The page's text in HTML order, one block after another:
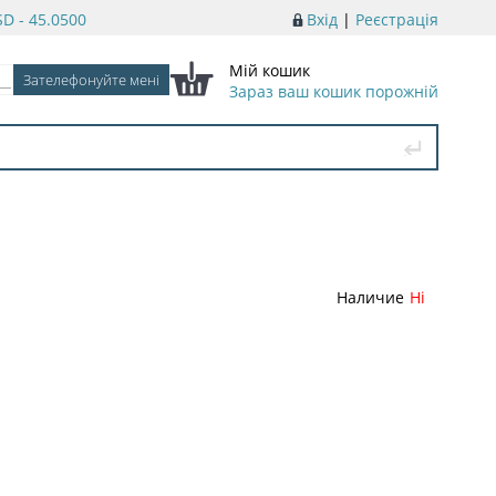
Вхід | Реєстрація
- 45.0500
Мій кошик
Зараз ваш кошик порожній
Наличие Ні